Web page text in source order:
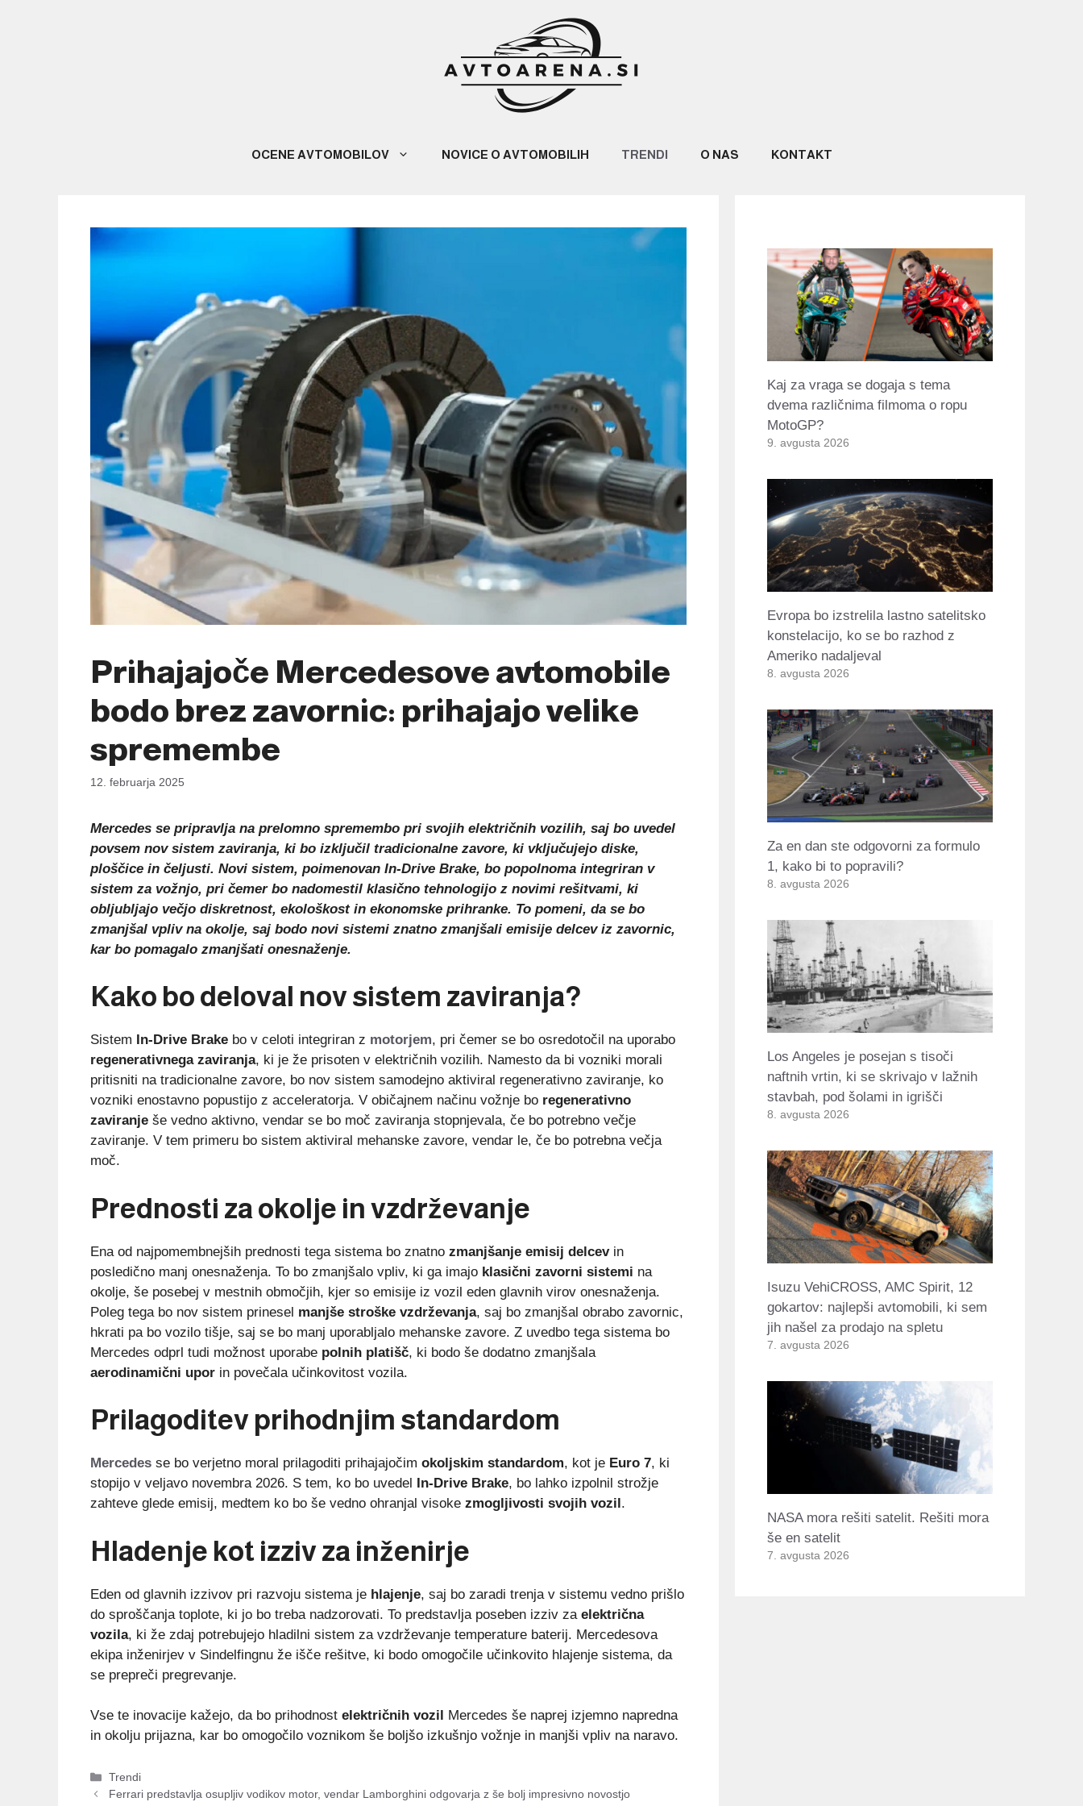
OCENE AVTOMOBILOV NOVICE O AVTOMOBILIH TRENDI O NAS KONTAKT
Prihajajoče Mercedesove avtomobile
bodo brez zavornic: prihajajo velike
spremembe
12. februarja 2025
Mercedes se pripravlja na prelomno spremembo pri svojih električnih vozilih, saj bo uvedel
povsem nov sistem zaviranja, ki bo izključil tradicionalne zavore, ki vključujejo diske,
ploščice in čeljusti. Novi sistem, poimenovan In-Drive Brake, bo popolnoma integriran v
sistem za vožnjo, pri čemer bo nadomestil klasično tehnologijo z novimi rešitvami, ki
obljubljajo večjo diskretnost, ekološkost in ekonomske prihranke. To pomeni, da se bo
zmanjšal vpliv na okolje, saj bodo novi sistemi znatno zmanjšali emisije delcev iz zavornic,
kar bo pomagalo zmanjšati onesnaženje.
Kako bo deloval nov sistem zaviranja?
Sistem In-Drive Brake bo v celoti integriran z motorjem, pri čemer se bo osredotočil na uporabo
regenerativnega zaviranja, ki je že prisoten v električnih vozilih. Namesto da bi vozniki morali
pritisniti na tradicionalne zavore, bo nov sistem samodejno aktiviral regenerativno zaviranje, ko
vozniki enostavno popustijo z acceleratorja. V običajnem načinu vožnje bo regenerativno
zaviranje še vedno aktivno, vendar se bo moč zaviranja stopnjevala, če bo potrebno večje
zaviranje. V tem primeru bo sistem aktiviral mehanske zavore, vendar le, če bo potrebna večja
moč.
Prednosti za okolje in vzdrževanje
Ena od najpomembnejših prednosti tega sistema bo znatno zmanjšanje emisij delcevin
posledično manj onesnaženja. To bo zmanjšalo vpliv, ki ga imajo klasični zavorni sistemi na
okolje, še posebej v mestnih območjih, kjer so emisije iz vozil eden glavnih virov onesnaženja.
Poleg tega bo nov sistem prinesel manjše stroške vzdrževanja, saj bo zmanjšal obrabo zavornic,
hkrati pa bo vozilo tišje, saj se bo manj uporabljalo mehanske zavore. Z uvedbo tega sistema bo
Mercedes odprl tudi možnost uporabe polnih platišč, ki bodo še dodatno zmanjšala
aerodinamični upor in povečala učinkovitost vozila.
Prilagoditev prihodnjim standardom
Mercedes se bo verjetno moral prilagoditi prihajajočim okoljskim standardom, kot je Euro 7, ki
stopijo v veljavo novembra 2026. S tem, ko bo uvedel
In-Drive Brake, bo lahko izpolnil strožje
zahteve glede emisij, medtem ko bo še vedno ohranjal visoke zmogljivosti svojih vozil .
Hladenje kot izziv za inženirje
Eden od glavnih izzivov pri razvoju sistema je hlajenje, saj bo zaradi trenja v sistemu vedno prišlo
do sproščanja toplote, ki jo bo treba nadzorovati. To predstavlja poseben izziv za električna
vozila, ki že zdaj potrebujejo hladilni sistem za vzdrževanje temperature baterij. Mercedesova
ekipa inženirjev v Sindelfingnu že išče rešitve, ki bodo omogočile učinkovito hlajenje sistema, da
se prepreči pregrevanje.
Vse te inovacije kažejo, da bo prihodnost električnih vozil
Mercedes še naprej izjemno napredna
in okolju prijazna, kar bo omogočilo voznikom še boljšo izkušnjo vožnje in manjši vpliv na naravo.
Categories
Trendi
Ferrari predstavlja osupljiv vodikov motor, vendar Lamborghini odgovarja z še bolj impresivno novostjo
Kaj za vraga se dogaja s tema
dvema različnima filmoma o ropu
MotoGP?
9. avgusta 2026
Evropa bo izstrelila lastno satelitsko
konstelacijo, ko se bo razhod z
Ameriko nadaljeval
8. avgusta 2026
Za en dan ste odgovorni za formulo
1, kako bi to popravili?
8. avgusta 2026
Los Angeles je posejan s tisoči
naftnih vrtin, ki se skrivajo v lažnih
stavbah, pod šolami in igrišči
8. avgusta 2026
Isuzu VehiCROSS, AMC Spirit, 12
gokartov: najlepši avtomobili, ki sem
jih našel za prodajo na spletu
7. avgusta 2026
NASA mora rešiti satelit. Rešiti mora
še en satelit
7. avgusta 2026